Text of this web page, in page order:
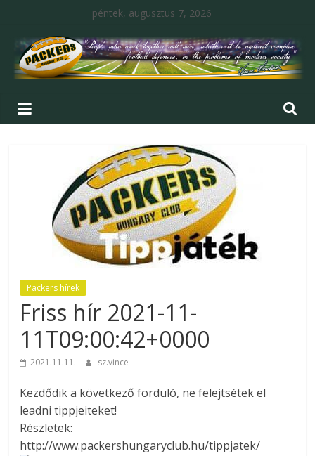
péntek, augusztus 7, 2026
Packers hírek
Friss hír 2021-11-
11T09:00:42+0000
2021.11.11. sz.vince
Kezdődik a következő forduló, ne felejtsétek el
leadni tippjeiteket!
Részletek:
http://www.packershungaryclub.hu/tippjatek/